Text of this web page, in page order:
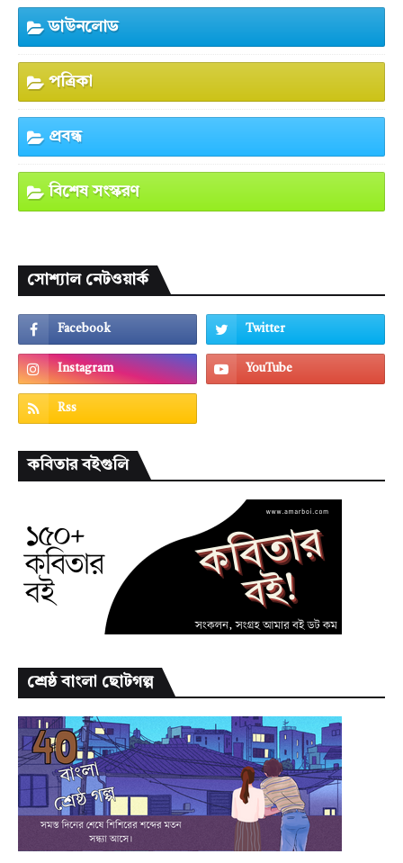
ডাউনলোড
পত্রিকা
প্রবন্ধ
বিশেষ সংস্করণ
সোশ্যাল নেটওয়ার্ক
কবিতার বইগুলি
শ্রেষ্ঠ বাংলা ছোটগল্প